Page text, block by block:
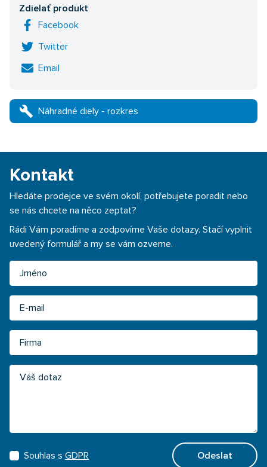
Zdielať produkt
Facebook
Twitter
Email
build Náhradné diely - rozkres
Kontakt
Hledáte prodejce ve svém okolí, potřebujete poradit nebo
se nás chcete na něco zeptat?
Rádi Vám poradíme a zodpovíme Vaše dotazy. Stačí vyplnit
uvedený formulář a my se vám ozveme.
Jméno
Email
Firma
Váš dotaz
Souhlas s GDPR Odeslat